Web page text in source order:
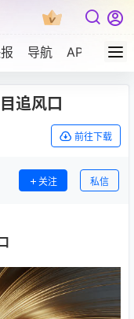
导航 APP下载
追风口
前往下载
关注 私信